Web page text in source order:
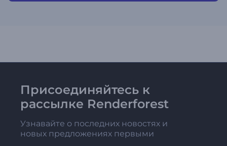
Присоединяйтесь к
рассылке Renderforest
Узнавайте о последних новостях и
новых предложениях первыми